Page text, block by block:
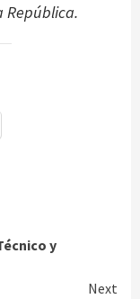
República.
y
Next